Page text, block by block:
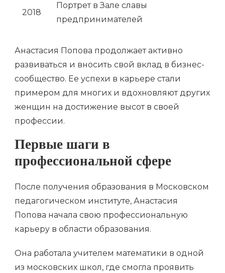
2018
Портрет в Зале славы
предпринимателей
Анастасия Попова продолжает активно
развиваться и вносить свой вклад в бизнес-
сообщество. Ее успехи в карьере стали
примером для многих и вдохновляют других
женщин на достижение высот в своей
профессии.
Первые шаги в
профессиональной сфере
После получения образования в Московском
педагогическом институте, Анастасия
Попова начала свою профессиональную
карьеру в области образования.
Она работала учителем математики в одной
из московских школ, где смогла проявить